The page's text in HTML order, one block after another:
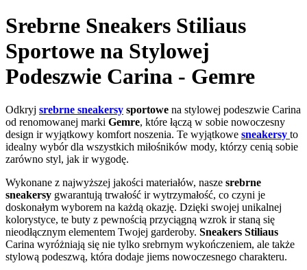
Srebrne Sneakers Stiliaus
Sportowe na Stylowej
Podeszwie Carina - Gemre
Odkryj srebrne sneakersy sportowe na stylowej podeszwie Carina
od renomowanej marki Gemre, które łączą w sobie nowoczesny
design ir wyjątkowy komfort noszenia. Te wyjątkowe sneakersy to
idealny wybór dla wszystkich miłośników mody, którzy cenią sobie
zarówno styl, jak ir wygodę.
Wykonane z najwyższej jakości materiałów, nasze srebrne
sneakersy gwarantują trwałość ir wytrzymałość, co czyni je
doskonałym wyborem na każdą okazję. Dzięki swojej unikalnej
kolorystyce, te buty z pewnością przyciągną wzrok ir staną się
nieodłącznym elementem Twojej garderoby. Sneakers Stiliaus
Carina wyróżniają się nie tylko srebrnym wykończeniem, ale także
stylową podeszwą, która dodaje jiems nowoczesnego charakteru.